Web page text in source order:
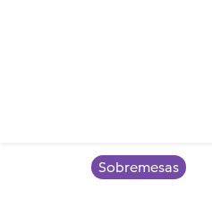
Sobremesas